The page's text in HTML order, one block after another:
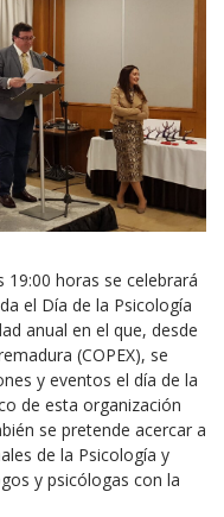
19:00 horas se celebrará
el Día de la Psicología
anual en el que, desde
(COPEX), se
y eventos el día de la
de esta organización
se pretende acercar a
de la Psicología y
y psicólogas con la